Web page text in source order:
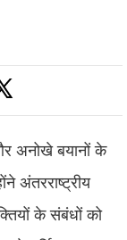
अनोखे बयानों के
अंतरराष्ट्रीय
के संबंधों को